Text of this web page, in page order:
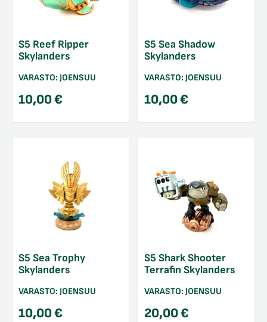
S5 Reef Ripper
Skylanders
VARASTO: JOENSUU
10,00€
S5 Sea Shadow
Skylanders
VARASTO: JOENSUU
10,00€
S5 Sea Trophy
Skylanders
VARASTO: JOENSUU
10,00€
S5 Shark Shooter
Terrafin Skylanders
VARASTO: JOENSUU
20,00€